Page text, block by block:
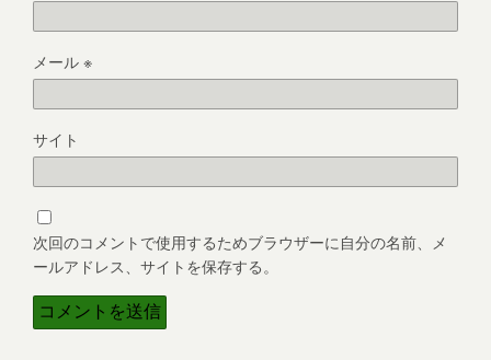
メール※
サイト
次回のコメントで使用するためブラウザーに自分の名前、メ
ールアドレス、サイトを保存する。